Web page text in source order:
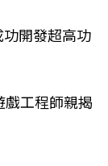
開發超高功
工程師親揭